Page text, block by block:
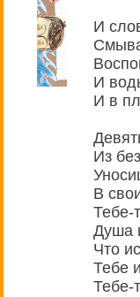
И
И
И в
Из
В
Тебе-
Душа
Что
Тебе
Тебе-